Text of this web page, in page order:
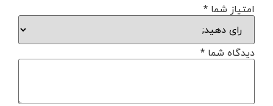
امتیاز شما *
دیدگاه شما *